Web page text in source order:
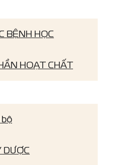
BỆNH HỌC
HOẠT CHẤT
DƯỢC